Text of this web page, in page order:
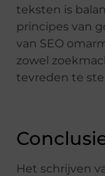
teksten is
principes van
van SEO
zowel
tevreden te
Het schrijven